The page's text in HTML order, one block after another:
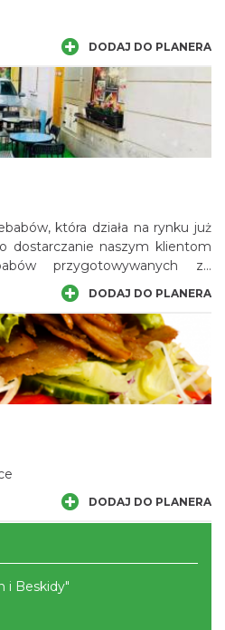
DODAJ DO PLANERA
która działa na rynku już
przygotowywanych ze
składników .
DODAJ DO PLANERA
DODAJ DO PLANERA
i Beskidy"